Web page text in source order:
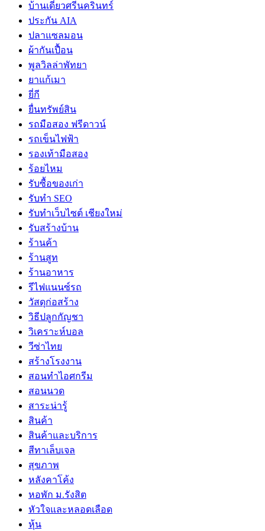
บ้านเดี่ยวศรีนครินทร์
ประกัน AIA
ปลาแซลมอน
ผ้ากันเปื้อน
พูลวิลล่าพัทยา
ยาแก้เมา
ยี่กี
ยื่นทรัพย์สิน
รถมือสอง ฟรีดาวน์
รถเข็นไฟฟ้า
รองเท้ามือสอง
ร้อยไหม
รับซื้อของเก่า
รับทำ SEO
รับทำเว็บไซต์ เชียงใหม่
รับสร้างบ้าน
ร้านค้า
ร้านสูท
ร้านอาหาร
รีไฟแนนซ์รถ
วัสดุก่อสร้าง
วิธีปลูกกัญชา
วิเคราะห์บอล
วีซ่าไทย
สร้างโรงงาน
สอนทำไอศกรีม
สอนนวด
สาระน่ารู้
สินค้า
สินค้าและบริการ
สีทาเล็บเจล
สุขภาพ
หลังคาโค้ง
หอพัก ม.รังสิต
หัวใจและหลอดเลือด
หุ้น